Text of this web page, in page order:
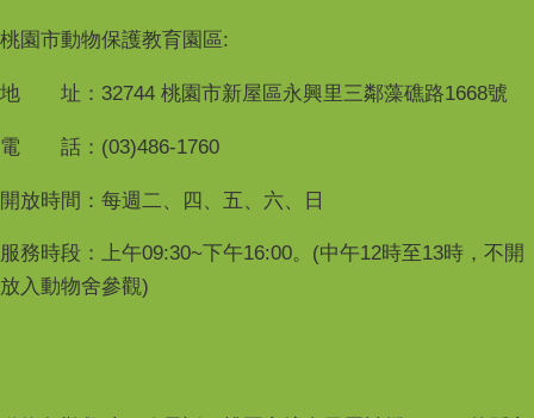
桃園市動物保護教育園區:
地 址：32744 桃園市新屋區永興里三鄰藻礁路1668號
電 話：(03)486-1760
開放時間：每週二、四、五、六、日
服務時段：上午09:30~下午16:00。(中午12時至13時，不開
放入動物舍參觀)